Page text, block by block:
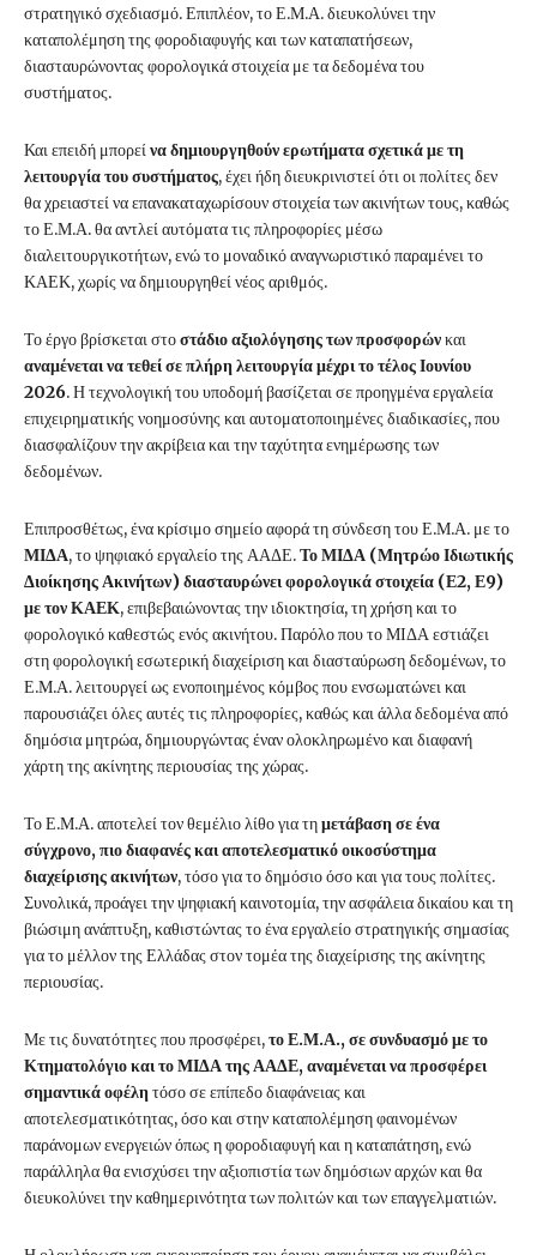
στρατηγικό σχεδιασμό. Επιπλέον, το Ε.Μ.Α. διευκολύνει την
καταπολέμηση της φοροδιαφυγής και των καταπατήσεων,
διασταυρώνοντας φορολογικά στοιχεία με τα δεδομένα του
συστήματος.
Και επειδή μπορεί να δημιουργηθούν ερωτήματα σχετικά με τη
λειτουργία του συστήματος, έχει ήδη διευκρινιστεί ότι οι πολίτες δεν
θα χρειαστεί να επανακαταχωρίσουν στοιχεία των ακινήτων τους, καθώς
το Ε.Μ.Α. θα αντλεί αυτόματα τις πληροφορίες μέσω
διαλειτουργικοτήτων, ενώ το μοναδικό αναγνωριστικό παραμένει το
ΚΑΕΚ, χωρίς να δημιουργηθεί νέος αριθμός.
Το έργο βρίσκεται στοστάδιο αξιολόγησης των προσφορώνκαι
αναμένεται να τεθεί σε πλήρη λειτουργία μέχρι το τέλος Ιουνίου
2026. Η τεχνολογική του υποδομή βασίζεται σε προηγμένα εργαλεία
επιχειρηματικής νοημοσύνης και αυτοματοποιημένες διαδικασίες, που
διασφαλίζουν την ακρίβεια και την ταχύτητα ενημέρωσης των
δεδομένων.
Επιπροσθέτως, ένα κρίσιμο σημείο αφορά τη σύνδεση του Ε.Μ.Α. με το
ΜΙΔΑ, το ψηφιακό εργαλείο της ΑΑΔΕ.Το ΜΙΔΑ (Μητρώο Ιδιωτικής
Διοίκησης Ακινήτων) διασταυρώνει φορολογικά στοιχεία (Ε2, Ε9)
με τον ΚΑΕΚ, επιβεβαιώνοντας την ιδιοκτησία, τη χρήση και το
φορολογικό καθεστώς ενός ακινήτου. Παρόλο που το ΜΙΔΑ εστιάζει
στη φορολογική εσωτερική διαχείριση και διασταύρωση δεδομένων, το
Ε.Μ.Α. λειτουργεί ως ενοποιημένος κόμβος που ενσωματώνει και
παρουσιάζει όλες αυτές τις πληροφορίες, καθώς και άλλα δεδομένα από
δημόσια μητρώα, δημιουργώντας έναν ολοκληρωμένο και διαφανή
χάρτη της ακίνητης περιουσίας της χώρας.
Το Ε.Μ.Α. αποτελεί τον θεμέλιο λίθο για τημετάβαση σε ένα
σύγχρονο, πιο διαφανές και αποτελεσματικό οικοσύστημα
διαχείρισης ακινήτων, τόσο για το δημόσιο όσο και για τους πολίτες.
Συνολικά, προάγει την ψηφιακή καινοτομία, την ασφάλεια δικαίου και τη
βιώσιμη ανάπτυξη, καθιστώντας το ένα εργαλείο στρατηγικής σημασίας
για το μέλλον της Ελλάδας στον τομέα της διαχείρισης της ακίνητης
περιουσίας.
Με τις δυνατότητες που προσφέρει,το Ε.Μ.Α., σε συνδυασμό με το
Κτηματολόγιο και το ΜΙΔΑ της ΑΑΔΕ, αναμένεται να προσφέρει
σημαντικά οφέλητόσο σε επίπεδο διαφάνειας και
αποτελεσματικότητας, όσο και στην καταπολέμηση φαινομένων
παράνομων ενεργειών όπως η φοροδιαφυγή και η καταπάτηση, ενώ
παράλληλα θα ενισχύσει την αξιοπιστία των δημόσιων αρχών και θα
διευκολύνει την καθημερινότητα των πολιτών και των επαγγελματιών.